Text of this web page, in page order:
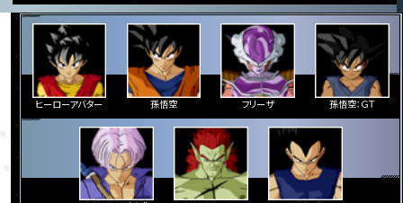
ヒーローアバター 孫悟空 フリーザ 孫悟空：ＧＴ